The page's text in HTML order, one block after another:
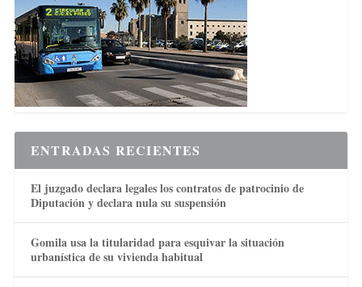
ENTRADAS RECIENTES
El juzgado declara legales los contratos de patrocinio de
Diputación y declara nula su suspensión
Gomila usa la titularidad para esquivar la situación
urbanística de su vivienda habitual